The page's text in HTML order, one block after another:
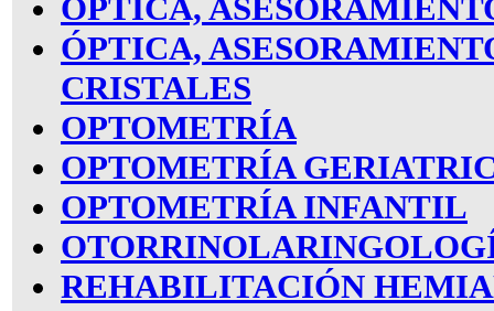
ÓPTICA,
ÓPTICA,
CRISTALES
OPTOMETRÍA
OPTOMETRÍA
OPTOMETRÍA INFANTIL
REHABILITACIÓN